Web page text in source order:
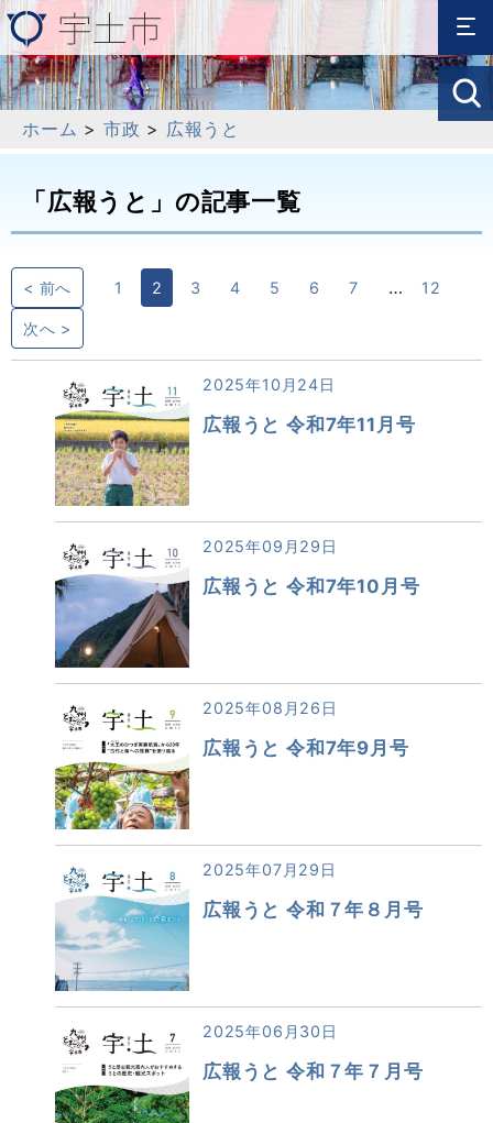
ホーム > 市政 > 広報うと
「広報うと」の記事一覧
< 前へ 1 2 3 4 5 6 7 … 12
次へ >
2025年10月24日
広報うと 令和7年11月号
2025年09月29日
広報うと 令和7年10月号
2025年08月26日
広報うと 令和7年9月号
2025年07月29日
広報うと 令和７年８月号
2025年06月30日
広報うと 令和７年７月号